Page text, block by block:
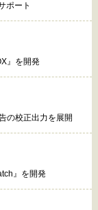
ポート
』を開発
の校正出力を展開
』を開発